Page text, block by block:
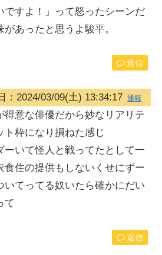
ですよ！」って怒ったシーンだ
あったと思うよ駿平。
返信
：2024/03/09(土) 13:34:17 通報
得意な俳優だから妙なリアリテ
ト枠になり損ねた感じ
ーいて怪人と戦ってたとして一
食住の提供もしないくせにずー
いてってる奴いたら確かにだい
て
返信